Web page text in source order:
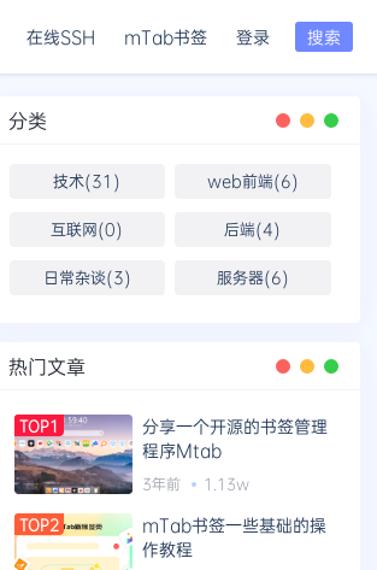
搜索
在线SSH mTab书签 登录
分类
技术(31) web前端(6)
后端(4)
互联网(0)
服务器(6)
日常杂谈(3)
热门文章
TOP1
分享一个开源的书签管理
程序Mtab
3年前 1.13w
TOP2
mTab书签一些基础的操
作教程